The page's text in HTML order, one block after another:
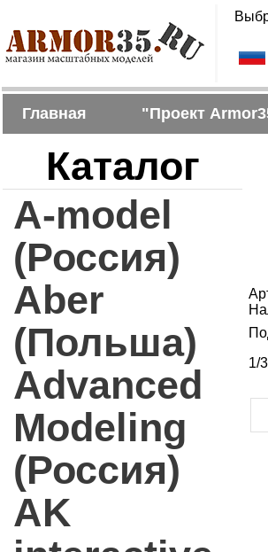
Главная "Проект
Каталог
A-model
(Россия)
Aber
(Польша)
Advanced
Modeling
(Россия)
AK
1/